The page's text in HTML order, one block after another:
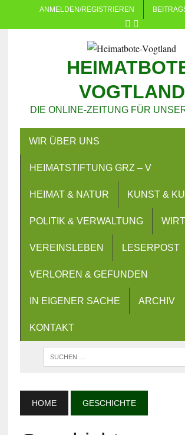
ANMELDEN/REGISTRIEREN
VOGTLAND
DIE ONLINE-ZEITUNG FÜR
WIR ÜBER UNS
HEIMATSTIFTUNG GRZ – V
HEIMAT & NATUR KUNST &
POLITIK & VERWALTUNG
VEREINSLEBEN LESERPOST
VERLOREN & GEFUNDEN
IN EIGENER SACHE ARCHIV
KONTAKT
HOME GESCHICHTE